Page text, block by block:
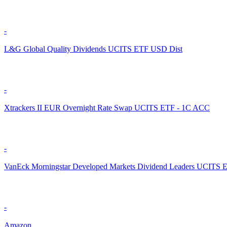
-
L&G Global Quality Dividends UCITS ETF USD Dist
-
Xtrackers II EUR Overnight Rate Swap UCITS ETF - 1C ACC
-
VanEck Morningstar Developed Markets Dividend Leaders UCITS
-